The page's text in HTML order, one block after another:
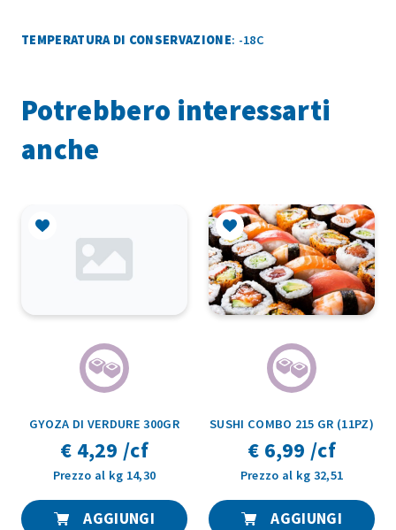
TEMPERATURA DI CONSERVAZIONE: -18C
Potrebbero interessarti
anche
GYOZA DI VERDURE 300GR
€ 4,29 /cf
Prezzo al kg 14,30
AGGIUNGI
SUSHI COMBO 215 GR (11PZ)
€ 6,99 /cf
Prezzo al kg 32,51
AGGIUNGI